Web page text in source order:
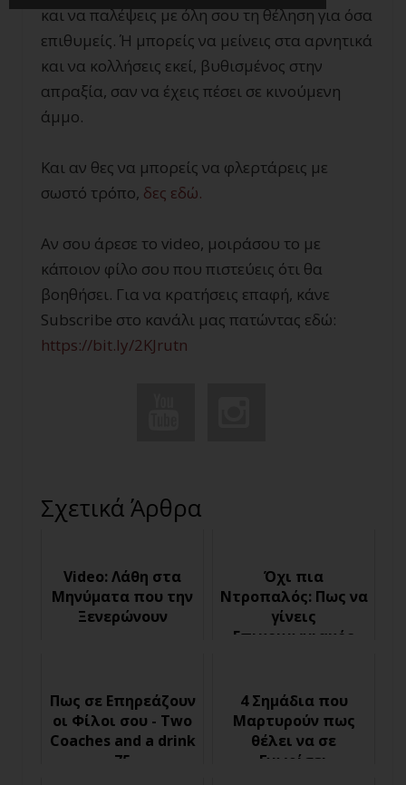
και να παλέψεις με όλη σου τη θέληση για όσα
επιθυμείς. Ή μπορείς να μείνεις στα αρνητικά
και να κολλήσεις εκεί, βυθισμένος στην
απραξία, σαν να έχεις πέσει σε κινούμενη
άμμο.
Και αν θες να μπορείς να φλερτάρεις με
σωστό τρόπο, δες εδώ.
Αν σου άρεσε το video, μοιράσου το με
κάποιον φίλο σου που πιστεύεις ότι θα
βοηθήσει. Για να κρατήσεις επαφή, κάνε
Subscribe στο κανάλι μας πατώντας εδώ:
https://bit.ly/2KJrutn
Σχετικά Άρθρα
Video: Λάθη στα
Μηνύματα που την
Ξενερώνουν
Όχι πια
Ντροπαλός: Πως να
γίνεις
Επικοινωνιακός
Πως σε Επηρεάζουν
οι Φίλοι σου - Two
Coaches and a drink
75
4 Σημάδια που
Μαρτυρούν πως
θέλει να σε
Γνωρίσει